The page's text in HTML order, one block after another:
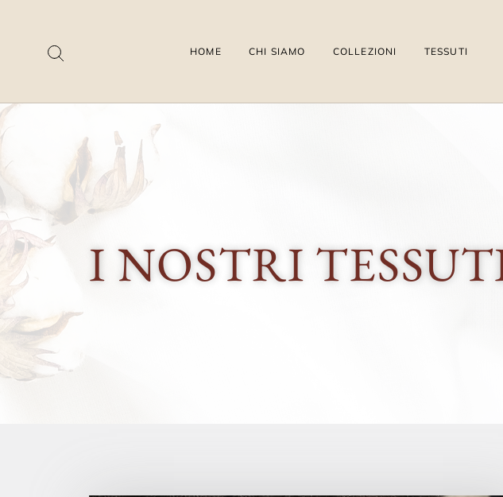
HOME CHI SIAMO COLLEZIONI TESSUTI
I NOSTRI